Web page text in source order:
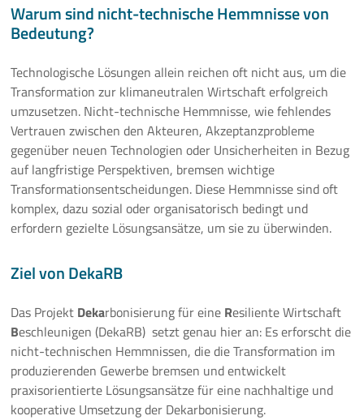
Warum sind nicht-technische Hemmnisse von
Bedeutung?
Technologische Lösungen allein reichen oft nicht aus, um die
Transformation zur klimaneutralen Wirtschaft erfolgreich
umzusetzen. Nicht-technische Hemmnisse, wie fehlendes
Vertrauen zwischen den Akteuren, Akzeptanzprobleme
gegenüber neuen Technologien oder Unsicherheiten in Bezug
auf langfristige Perspektiven, bremsen wichtige
Transformationsentscheidungen. Diese Hemmnisse sind oft
komplex, dazu sozial oder organisatorisch bedingt und
erfordern gezielte Lösungsansätze, um sie zu überwinden.
Ziel von DekaRB
Das Projekt Dekarbonisierung für eine Resiliente Wirtschaft
Beschleunigen (DekaRB) setzt genau hier an: Es erforscht die
nicht-technischen Hemmnissen, die die Transformation im
produzierenden Gewerbe bremsen und entwickelt
praxisorientierte Lösungsansätze für eine nachhaltige und
kooperative Umsetzung der Dekarbonisierung.